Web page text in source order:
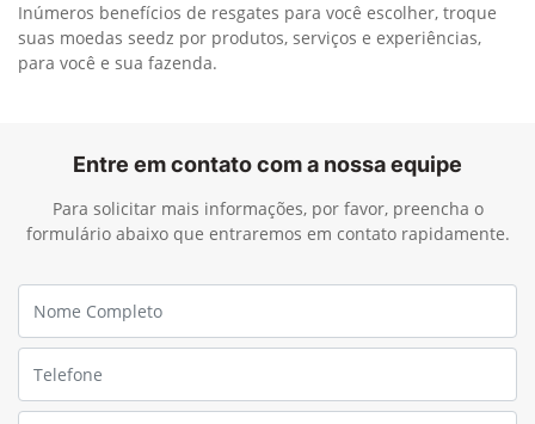
Inúmeros benefícios de resgates para você escolher, troque
suas moedas seedz por produtos, serviços e experiências,
para você e sua fazenda.
Entre em contato com a nossa equipe
Para solicitar mais informações, por favor, preencha o
formulário abaixo que entraremos em contato rapidamente.